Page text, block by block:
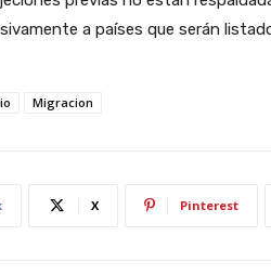
a países que serán
Migracion
X Pinterest